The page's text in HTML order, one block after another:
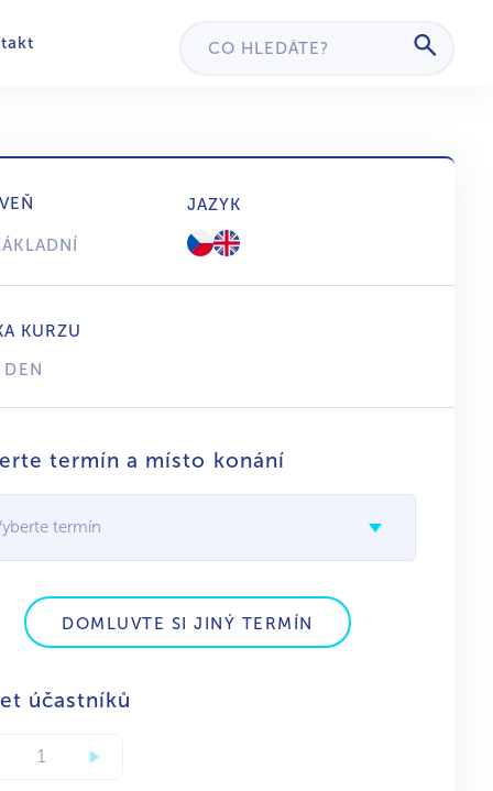
JAZYK
KURZU
DEN
termín a místo konání
termín
DOMLUVTE SI JINÝ TERMÍN
účastníků